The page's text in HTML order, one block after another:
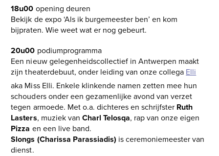
18u00 opening deuren
Bekijk de expo ‘Als ik burgemeester ben’ en kom
bijpraten. Wie weet wat er nog gebeurt.
20u00 podiumprogramma
Een nieuw gelegenheidscollectief in Antwerpen maakt
zijn theaterdebuut, onder leiding van onze collega Elli
aka Miss Elli. Enkele klinkende namen zetten mee hun
schouders onder een gezamenlijke avond van verzet
tegen armoede. Met o.a. dichteres en schrijfster Ruth
Lasters, muziek van Charl Telosqa, rap van onze eigen
Pizza en een live band.
Slongs (Charissa Parassiadis) is ceremoniemeester van
dienst.